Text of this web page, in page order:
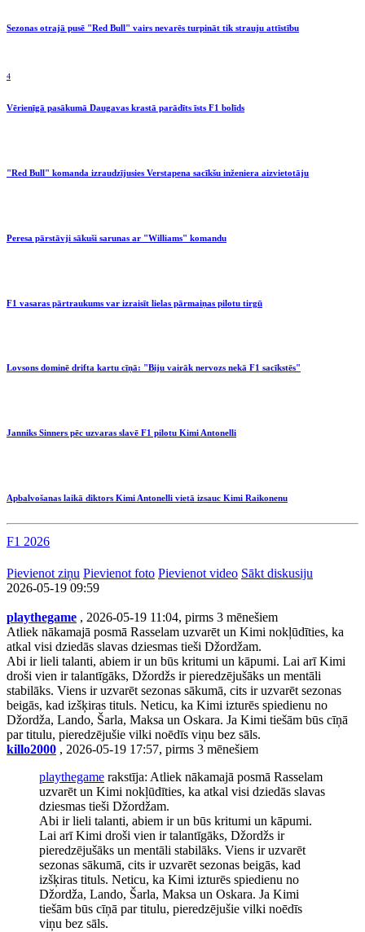
Sezonas otrajā pusē "Red Bull" vairs nevarēs turpināt tik strauju attīstību
4
Vērienīgā pasākumā Daugavas krastā parādīts īsts F1 bolīds
"Red Bull" komanda izraudzījusies Verstapena sacīkšu inženiera aizvietotāju
Peresa pārstāvji sākuši sarunas ar "Williams" komandu
F1 vasaras pārtraukums var izraisīt lielas pārmaiņas pilotu tirgū
Lovsons dominē drifta kartu cīņā: "Biju vairāk nervozs nekā F1 sacīkstēs"
Janniks Sinners pēc uzvaras slavē F1 pilotu Kimi Antonelli
Apbalvošanas laikā diktors Kimi Antonelli vietā izsauc Kimi Raikonenu
F1 2026
Pievienot ziņu Pievienot foto Pievienot video Sākt diskusiju
2026-05-19 09:59
playthegame , 2026-05-19 11:04, pirms 3 mēnešiem
Atliek nākamajā posmā Rasselam uzvarēt un Kimi nokļūdīties, ka
atkal visi dziedās slavas dziesmas tieši Džordžam.
Abi ir lieli talanti, abiem ir un būs kritumi un kāpumi. Lai arī Kimi
droši vien ir talantīgāks, Džordžs ir pieredzējušāks un mentāli
stabilāks. Viens ir uzvarēt sezonas sākumā, cits ir uzvarēt sezonas
beigās, kad izšķiras tituls. Neticu, ka Kimi izturēs spiedienu no
Džordža, Lando, Šarla, Maksa un Oskara. Ja Kimi tiešām būs cīņā
par titulu, pieredzējušie vilki noēdīs viņu bez sāls.
killo2000 , 2026-05-19 17:57, pirms 3 mēnešiem
playthegame rakstīja: Atliek nākamajā posmā Rasselam
uzvarēt un Kimi nokļūdīties, ka atkal visi dziedās slavas
dziesmas tieši Džordžam.
Abi ir lieli talanti, abiem ir un būs kritumi un kāpumi.
Lai arī Kimi droši vien ir talantīgāks, Džordžs ir
pieredzējušāks un mentāli stabilāks. Viens ir uzvarēt
sezonas sākumā, cits ir uzvarēt sezonas beigās, kad
izšķiras tituls. Neticu, ka Kimi izturēs spiedienu no
Džordža, Lando, Šarla, Maksa un Oskara. Ja Kimi
tiešām būs cīņā par titulu, pieredzējušie vilki noēdīs
viņu bez sāls.